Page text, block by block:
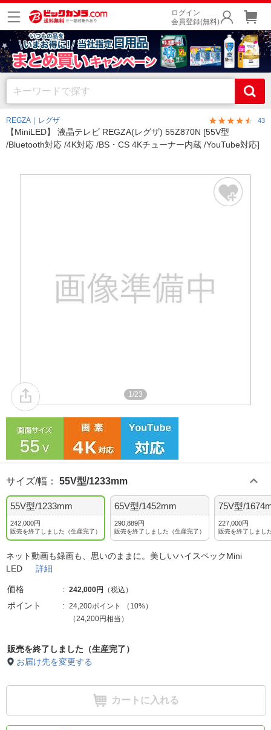
ログイン
会員登録(無料)
REGZA｜レグザ 43
【MiniLED】 液晶テレビ REGZA(レグザ) 55Z870N [55V型
/Bluetooth対応 /4K対応 /BS・CS 4Kチューナー内蔵 /YouTube対応]
1/23
サイズ/幅 ： 55V型/1233mm
55V型/1233mm
242,000円
販売を終了しました（生産完了）
65V型/1452mm
290,889円
販売を終了しました（生産完了）
75V型/
227,000円
販売を終了しまし
ネット動画も録画も、思いのままに。美しいハイスペックMini
LED 詳細
価格 242,000円 （税込）
ポイント 24,200ポイント （ 10%）
（24,200円相当）
販売を終了しました（生産完了）
お届け先を変更する
カートに入れる